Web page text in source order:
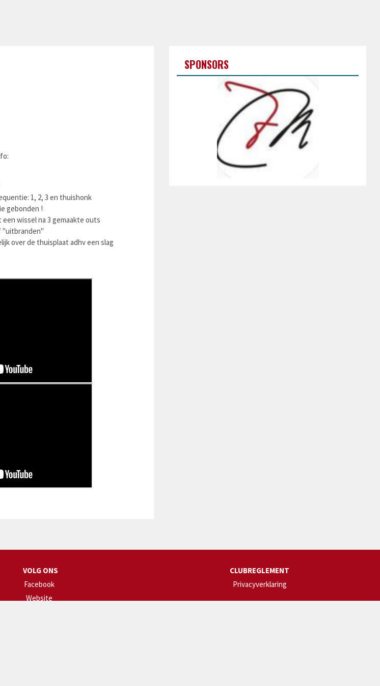
1, 2, 3 en thuishonk
gebonden !
een wissel na 3 gemaakte outs
"uitbranden"
over de thuisplaat adhv een slag
SPONSORS
VOLG ONS
Facebook
Website
CLUBREGLEMENT
Privacyverklaring